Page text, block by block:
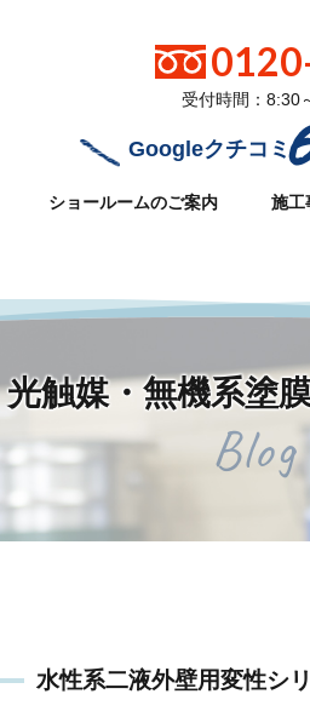
受付時間：8:30
Googleクチコミ
ショールームのご案内 施工
OKな優れた下塗り材。
daiei-reform.com/public_html/
触媒・無機系塗
Blog
水性系二液外壁用変性シ